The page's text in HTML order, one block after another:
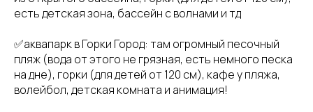
есть детская зона, бассейн с волнами и тд
✅аквапарк в Горки Город: там огромный песочный
пляж (вода от этого не грязная, есть немного песка
на дне), горки (для детей от 120 см), кафе у пляжа,
волейбол, детская комната и анимация!